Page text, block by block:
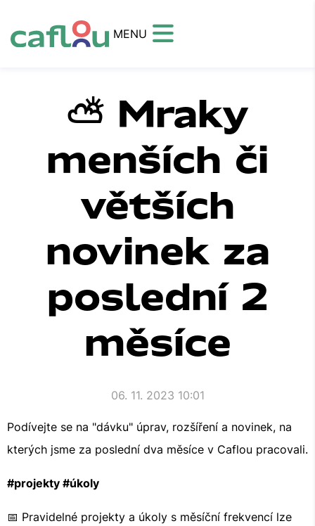
MENU
⛅ Mraky
menších či
větších
novinek za
poslední 2
měsíce
06. 11. 2023 10:01
Podívejte se na "dávku" úprav, rozšíření a novinek, na
kterých jsme za poslední dva měsíce v Caflou pracovali.
#projekty #úkoly
📅 Pravidelné projekty a úkoly s měsíční frekvencí lze